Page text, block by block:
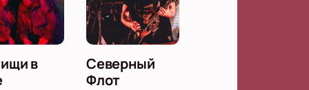
в
Северный
Флот